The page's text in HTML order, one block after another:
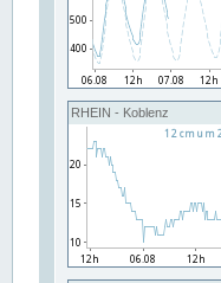
RHEIN - Koblenz